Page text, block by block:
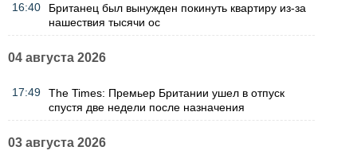
16:40
Британец был вынужден покинуть квартиру из-за
нашествия тысячи ос
04 августа 2026
17:49
The Times: Премьер Британии ушел в отпуск
спустя две недели после назначения
03 августа 2026